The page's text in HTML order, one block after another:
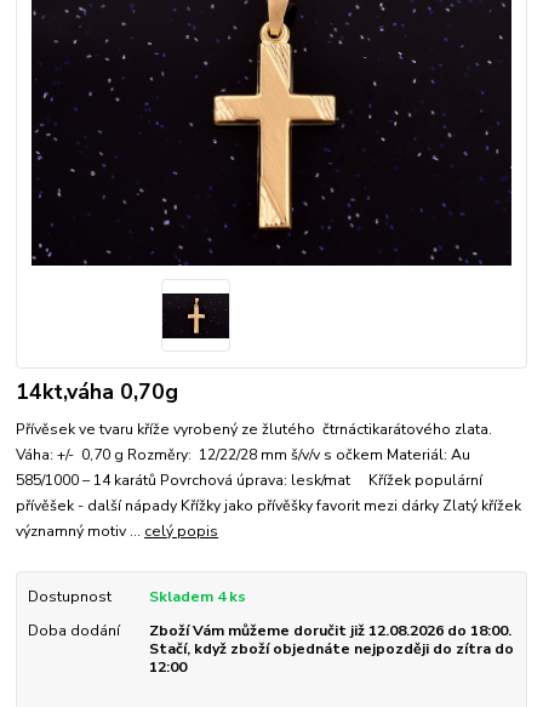
14kt,váha 0,70g
Přívěsek ve tvaru kříže vyrobený ze žlutého čtrnáctikarátového zlata.
Váha: +/- 0,70 g Rozměry: 12/22/28 mm š/v/v s očkem Materiál: Au
585/1000 – 14 karátů Povrchová úprava: lesk/mat Křížek populární
přívěšek - další nápady Křížky jako přívěšky favorit mezi dárky Zlatý křížek
významný motiv ... celý popis
Dostupnost
Skladem 4 ks
Doba dodání
Zboží Vám můžeme doručit již 12.08.2026 do 18:00.
Stačí, když zboží objednáte nejpozději do zítra do
12:00